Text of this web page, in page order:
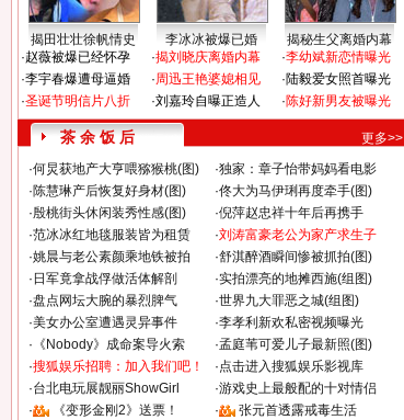
揭田壮壮徐帆情史 李冰冰被爆已婚
揭秘生父离婚内幕
·赵薇被爆已经怀孕
·李宇春爆遭母逼婚
·圣诞节明信片八折
·揭刘晓庆离婚内幕
·周迅王艳婆媳相见
·刘嘉玲自曝正造人
·李幼斌新恋情曝光
·陆毅爱女照首曝光
·陈好新男友被曝光
茶 余 饭 后
更多>>
·何炅获地产大亨喂猕猴桃(图) ·独家：章子怡带妈妈看电影
·陈慧琳产后恢复好身材(图) ·佟大为马伊琍再度牵手(图)
·殷桃街头休闲装秀性感(图) ·倪萍赵忠祥十年后再携手
·范冰冰红地毯服装皆为租赁 ·刘涛富豪老公为家产求生子
·姚晨与老公素颜乘地铁被拍 ·舒淇醉酒瞬间惨被抓拍(图)
· 日军竟拿战俘做活体解剖 ·实拍漂亮的地摊西施(组图)
·盘点网坛大腕的暴烈脾气 ·世界九大罪恶之城(组图)
·美女办公室遭遇灵异事件 ·李孝利新欢私密视频曝光
· 《Nobody》成命案导火索 ·孟庭苇可爱儿子最新照(图)
·搜狐娱乐招聘：加入我们吧！ ·点击进入搜狐娱乐影视库
·台北电玩展靓丽ShowGirl ·游戏史上最般配的十对情侣
·
《变形金刚2》送票！ ·
张元首透露戒毒生活